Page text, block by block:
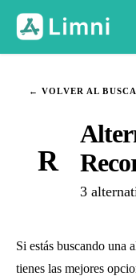
← VOLVER AL
R
3
Si estás buscando una
tienes las mejores